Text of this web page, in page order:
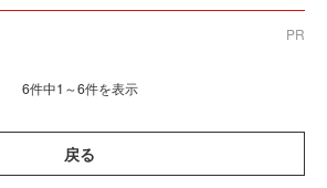
PR
6件中1～6件を表示
戻る